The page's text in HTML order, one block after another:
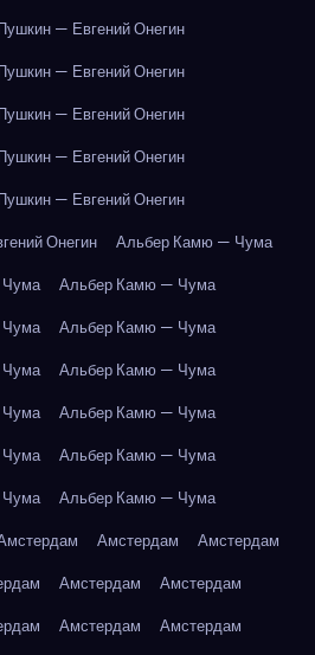
— Евгений Онегин
— Евгений Онегин
— Евгений Онегин
— Евгений Онегин
— Евгений Онегин
Онегин
Альбер Камю — Чума
Альбер Камю — Чума
Альбер Камю — Чума
Альбер Камю — Чума
Альбер Камю — Чума
Альбер Камю — Чума
Альбер Камю — Чума
Амстердам
Амстердам
Амстердам
Амстердам
Амстердам
Амстердам